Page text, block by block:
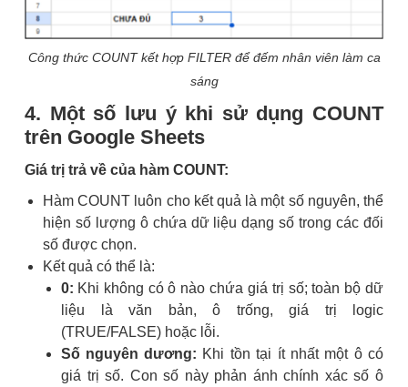
Công thức COUNT kết hợp FILTER để đếm nhân viên làm ca
sáng
4. Một số lưu ý khi sử dụng COUNT
trên Google Sheets
Giá trị trả về của hàm COUNT:
Hàm COUNT luôn cho kết quả là một số nguyên, thể
hiện số lượng ô chứa dữ liệu dạng số trong các đối
số được chọn.
Kết quả có thể là:
0: Khi không có ô nào chứa giá trị số; toàn bộ dữ
liệu là văn bản, ô trống, giá trị logic
(TRUE/FALSE) hoặc lỗi.
Số nguyên dương: Khi tồn tại ít nhất một ô có
giá trị số. Con số này phản ánh chính xác số ô